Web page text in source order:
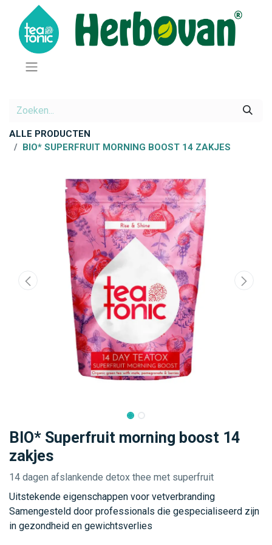
ALLE PRODUCTEN
BIO* SUPERFRUIT MORNING BOOST 14 ZAKJES
BIO* Superfruit morning boost 14
zakjes
14 dagen afslankende detox thee met superfruit
Uitstekende eigenschappen voor vetverbranding
Samengesteld door professionals die gespecialiseerd zijn
in gezondheid en gewichtsverlies